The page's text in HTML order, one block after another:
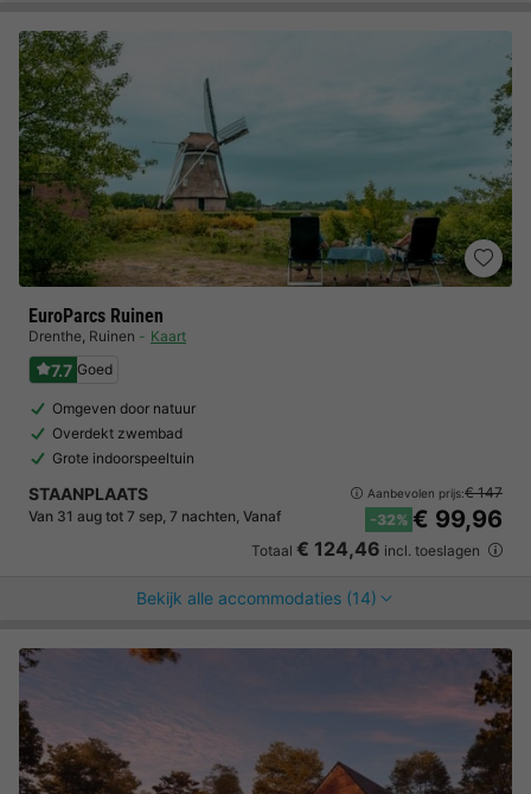
EuroParcs Ruinen
Drenthe, Ruinen Kaart
7.7 Goed
Omgeven door natuur
Overdekt zwembad
Grote indoorspeeltuin
STAANPLAATS
Van 31 aug tot 7 sep, 7 nachten, Vanaf
Aanbevolen prijs:€ 147
-32% € 99,96
Totaal € 124,46 incl. toeslagen
Bekijk alle accommodaties (14)